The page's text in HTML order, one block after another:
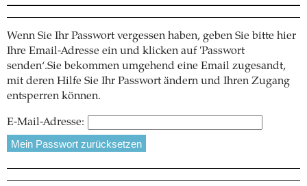
Wenn Sie Ihr Passwort vergessen haben, geben Sie bitte hier
Ihre Email-Adresse ein und klicken auf 'Passwort
senden‘.Sie bekommen umgehend eine Email zugesandt,
mit deren Hilfe Sie Ihr Passwort ändern und Ihren Zugang
entsperren können.
E-Mail-Adresse: